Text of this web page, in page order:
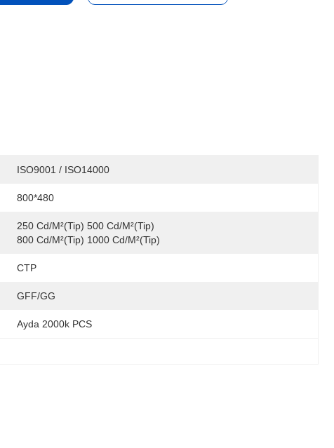
ISO9001 / ISO14000
800*480
250 Cd/m²(Tip) 500 Cd/m²(Tip)
800 Cd/m²(Tip) 1000 Cd/m²(Tip)
CTP
GFF/GG
Ayda 2000k PCS